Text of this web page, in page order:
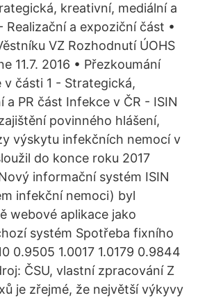
kreativní, mediální a
Realizační a expoziční část •
VZ Rozhodnutí ÚOHS
11.7. 2016 • Přezkoumání
v části 1 - Strategická,
a PR část Infekce v ČR - ISIN
povinného hlášení,
výskytu infekčních nemocí v
do konce roku 2017
informační systém ISIN
infekční nemoci) byl
webové aplikace jako
systém Spotřeba fixního
0.9505 1.0017 1.0179 0.9844
ČSU, vlastní zpracování Z
je zřejmé, že největší výkyvy